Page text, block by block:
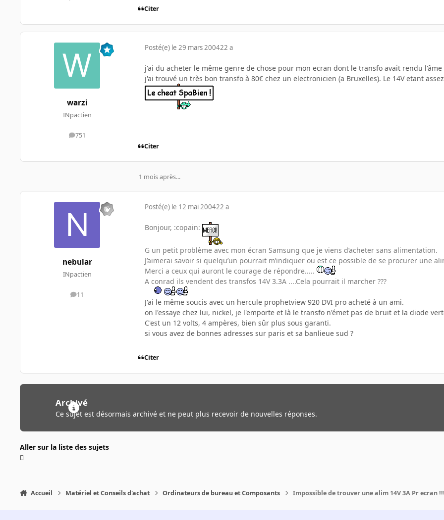
Citer
warzi
INpactien
751
messages
Posté(e) le 29 mars 200422 a
j'ai du acheter le même genre de chose pour mon ecran dont le transfo avait rendu l'âme
j'ai trouvé un très bon transfo à 80€ chez un electronicien (a Bruxelles). Le 14V etant
Citer
1 mois après...
nebular
INpactien
11
messages
Posté(e) le 12 mai 200422 a
Bonjour, :copain:
G un petit problème avec mon écran Samsung que je viens d’acheter sans alimentation.
J’aimerai savoir si quelqu’un pourrait m’indiquer ou est ce possible de se procurer une
Merci a ceux qui auront le courage de répondre.....
A conrad ils vendent des transfos 14V 3.3A ....Cela pourrait il marcher ???
J'ai le même soucis avec un hercule prophetview 920 DVI pro acheté à un ami.
on l'essaye chez lui, nickel, je l'emporte et là le transfo n'émet pas de bruit et la diode
C'est un 12 volts, 4 ampères, bien sûr plus sous garanti.
si vous avez de bonnes adresses sur paris et sa banlieue sud ?
Citer
Archivé
Ce sujet est désormais archivé et ne peut plus recevoir de nouvelles réponses.
Aller sur la liste des sujets
Accueil Matériel et Conseils d'achat Ordinateurs de bureau et Composants Impossible de trouver une alim 14V 3A Pr ecran